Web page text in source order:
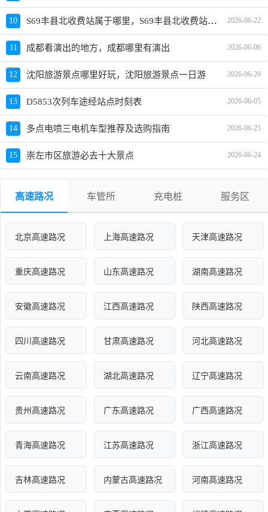
10 S69丰县北收费站属于哪里，S69丰县北收费站入口的详细地址 2026-06-22
11 成都看演出的地方，成都哪里有演出 2026-06-06
12 沈阳旅游景点哪里好玩，沈阳旅游景点一日游 2026-06-29
13 D5853次列车途经站点时刻表 2026-06-05
14 多点电喷三电机车型推荐及选购指南 2026-06-25
15 崇左市区旅游必去十大景点 2026-06-24
高速路况 车管所 充电桩 服务区
北京高速路况 上海高速路况 天津高速路况
重庆高速路况 山东高速路况 湖南高速路况
安徽高速路况 江西高速路况 陕西高速路况
四川高速路况 甘肃高速路况 河北高速路况
云南高速路况 湖北高速路况 辽宁高速路况
贵州高速路况 广东高速路况 广西高速路况
青海高速路况 江苏高速路况 浙江高速路况
吉林高速路况 内蒙古高速路况 河南高速路况